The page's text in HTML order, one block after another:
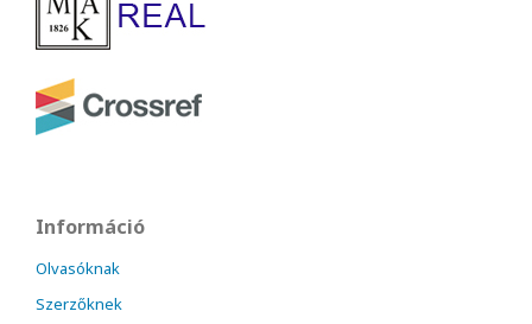
Információ
Olvasóknak
Szerzőknek